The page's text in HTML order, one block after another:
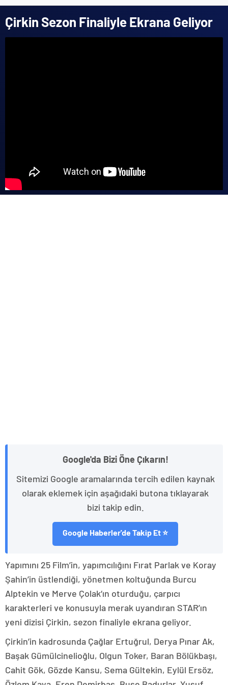
Çirkin Sezon Finaliyle Ekrana Geliyor
Google'da Bizi Öne Çıkarın!
Sitemizi Google aramalarında tercih edilen kaynak
olarak eklemek için aşağıdaki butona tıklayarak
bizi takip edin.
Google Haberler'de Takip Et ⭐
Yapımını 25 Film’in, yapımcılığını Fırat Parlak ve Koray
Şahin’in üstlendiği, yönetmen koltuğunda Burcu
Alptekin ve Merve Çolak‘ın oturduğu, çarpıcı
karakterleri ve konusuyla merak uyandıran STAR’ın
yeni dizisi Çirkin, sezon finaliyle ekrana geliyor.
Çirkin’in kadrosunda Çağlar Ertuğrul, Derya Pınar Ak,
Başak Gümülcinelioğlu, Olgun Toker, Baran Bölükbaşı,
Cahit Gök, Gözde Kansu, Sema Gültekin, Eylül Ersöz,